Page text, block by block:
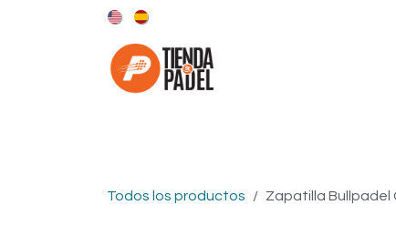
Todos los productos Zapatilla Bullpadel